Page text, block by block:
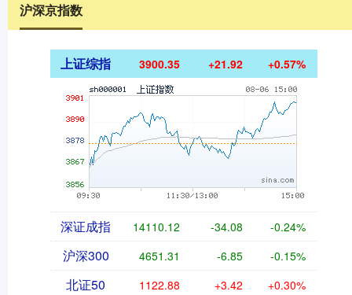
沪深京指数
上证综指 3900.35 +21.92 +0.57%
深证成指 14110.12 -34.08 -0.24%
沪深300 4651.31 -6.85 -0.15%
北证50 1122.88 +3.42 +0.30%